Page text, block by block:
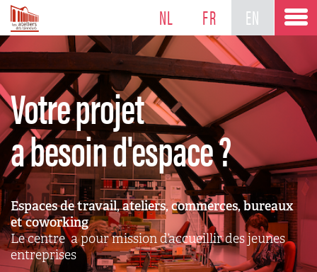
NL FR EN
Votre projet
a besoin d'espace ?
Espaces de travail, ateliers, commerces, bureaux
et coworking
Le centre a pour mission d’accueillir des jeunes
entreprises